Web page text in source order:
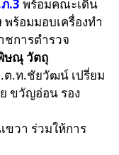
.3 พร้อมคณะเดิน
ร้อมมอบเครื่องทำ
การตำรวจ
ษณุ วัตถุ
ต.ท.ชัยวัฒน์ เปรี่ยม
ขวัญอ่อน รอง
ขวา ร่วมให้การ